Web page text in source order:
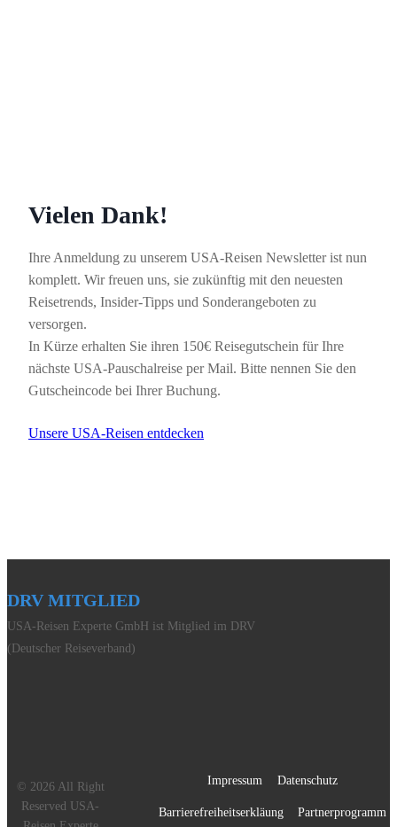
Vielen Dank!
Ihre Anmeldung zu unserem USA-Reisen Newsletter ist nun
komplett. Wir freuen uns, sie zukünftig mit den neuesten
Reisetrends, Insider-Tipps und Sonderangeboten zu
versorgen.
In Kürze erhalten Sie ihren 150€ Reisegutschein für Ihre
nächste USA-Pauschalreise per Mail. Bitte nennen Sie den
Gutscheincode bei Ihrer Buchung.
Unsere USA-Reisen entdecken
DRV MITGLIED
USA-Reisen Experte GmbH ist Mitglied im DRV
(Deutscher Reiseverband)
© 2026 All Right
Reserved USA-
Impressum Datenschutz
Barrierefreiheitserkläung Partnerprogramm